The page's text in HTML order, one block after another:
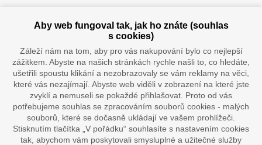
Doprava vaším oblíbeným dopravcem
Aby web fungoval tak, jak ho znáte (souhlas
s cookies)
Záleží nám na tom, aby pro vás nakupování bylo co nejlepší
zážitkem. Abyste na našich stránkách rychle našli to, co hledáte,
ušetřili spoustu klikání a nezobrazovaly se vám reklamy na věci,
které vás nezajímají. Abyste web viděli v zobrazení na které jste
zvyklí a nemuseli se pokaždé přihlašovat. Proto od vás
potřebujeme souhlas se zpracováním souborů cookies - malých
souborů, které se dočasně ukládají ve vašem prohlížeči.
Stisknutím tlačítka „V pořádku“ souhlasíte s nastavením cookies
tak, abychom vám poskytovali smysluplné a užitečné služby